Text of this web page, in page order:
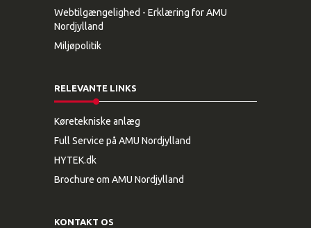
Webtilgængelighed - Erklæring for AMU
Nordjylland
Miljøpolitik
RELEVANTE LINKS
Køretekniske anlæg
Full Service på AMU Nordjylland
HYTEK.dk
Brochure om AMU Nordjylland
KONTAKT OS